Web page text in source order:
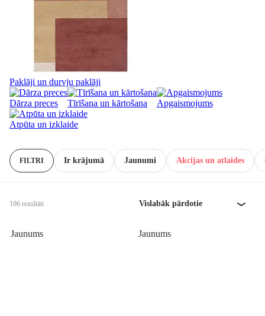
Paklāji un durvju paklāji
Dārza preces Tīrīšana un kārtošana Apgaismojums
Atpūta un izklaide
FILTRI Akcijas un atlaides
Jaunumi
Ir krājumā
106 rezultāti Vislabāk pārdotie
Jaunums Jaunums